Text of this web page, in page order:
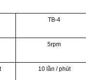
TB-4
5rpm
10 lần / phút